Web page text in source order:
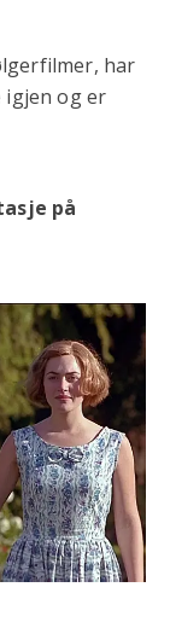
har
igjen og er
på